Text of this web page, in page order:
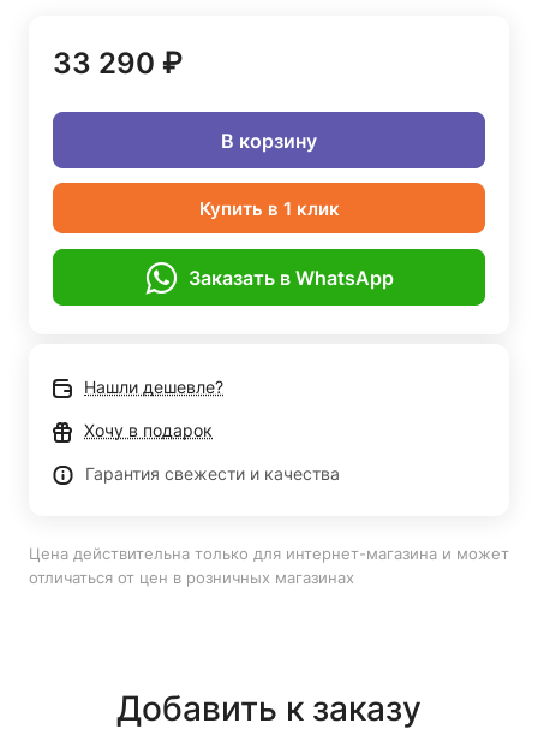
33 290 ₽
В корзину
Купить в 1 клик
Заказать в WhatsApp
Нашли дешевле?
Хочу в подарок
Гарантия свежести и качества
Цена действительна только для интернет-магазина и может
отличаться от цен в розничных магазинах
Добавить к заказу